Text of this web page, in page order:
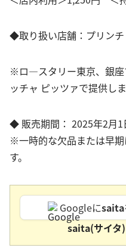
◆取り扱い店舗：プリンチ
※ロ―スタリー東京、銀座
ッチャ ピッツァで提供しま
◆ 販売期間： 2025年2月1
※一時的な欠品または早
す。
Googleにsaita
saita(サイタ